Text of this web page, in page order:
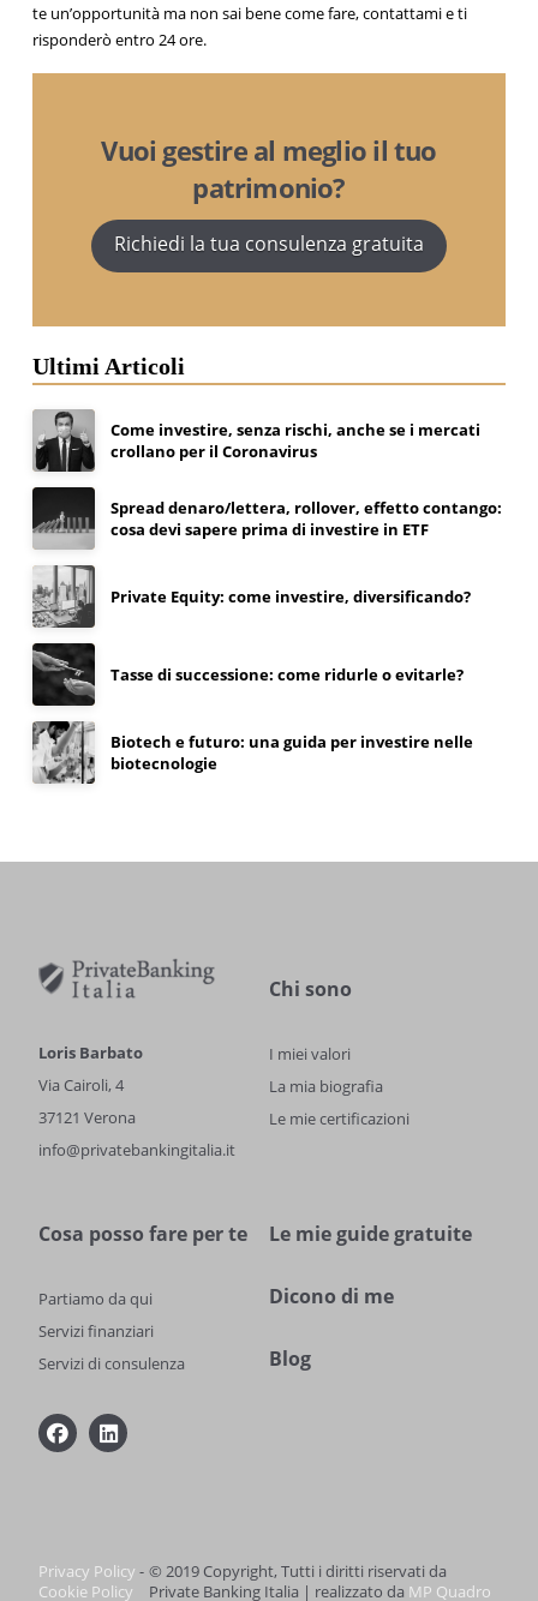
te un’opportunità ma non sai bene come fare, contattami e ti
risponderò entro 24 ore.
Vuoi gestire al meglio il tuo
patrimonio?
Richiedi la tua consulenza gratuita
Ultimi Articoli
Come investire, senza rischi, anche se i mercati
crollano per il Coronavirus
Spread denaro/lettera, rollover, effetto contango:
cosa devi sapere prima di investire in ETF
Private Equity: come investire, diversificando?
Tasse di successione: come ridurle o evitarle?
Biotech e futuro: una guida per investire nelle
biotecnologie
Loris Barbato
Via Cairoli, 4
37121 Verona
info@privatebankingitalia.it
Chi sono
I miei valori
La mia biografia
Le mie certificazioni
Cosa posso fare per te
Partiamo da qui
Servizi finanziari
Servizi di consulenza
Le mie guide gratuite
Dicono di me
Blog
Privacy Policy -
Cookie Policy
© 2019 Copyright, Tutti i diritti riservati da
Private Banking Italia | realizzato da MP Quadro